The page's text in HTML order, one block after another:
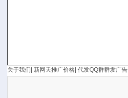
关于我们 新网天推广价格 代发QQ群群发广告